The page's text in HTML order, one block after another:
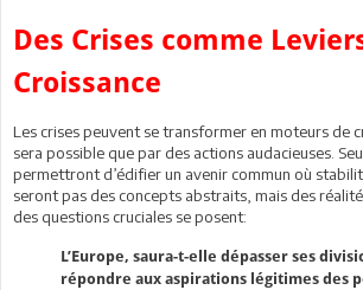
Des Crises comme
Croissance
Les crises peuvent se transformer en moteurs de
sera possible que par des actions audacieuses.
permettront d’édifier un avenir commun où
seront pas des concepts abstraits, mais des
des questions cruciales se posent:
L’Europe, saura-t-elle dépasser ses
répondre aux aspirations légitimes des